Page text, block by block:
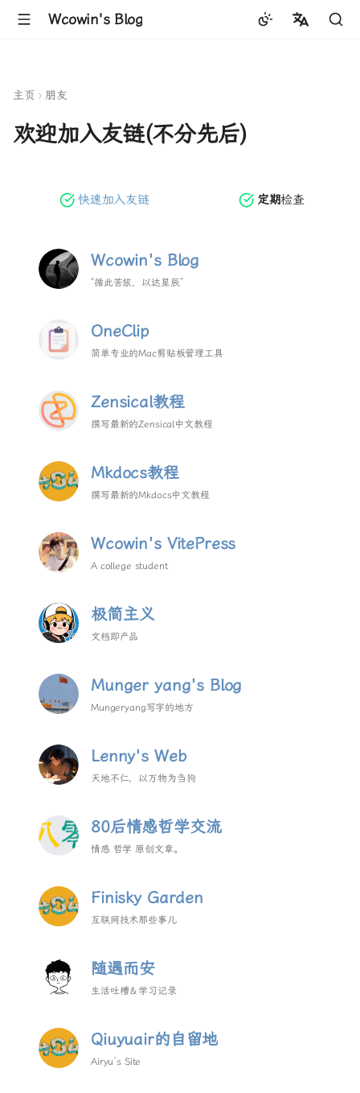
Wcowin's Blog
主页 朋友
欢迎加入友链(不分先后)
快速加入友链 定期检查
Wcowin's Blog
“循此苦旅，以达星辰”
OneClip
简单专业的Mac剪贴板管理工具
Zensical教程
撰写最新的Zensical中文教程
Mkdocs教程
撰写最新的Mkdocs中文教程
Wcowin's VitePress
A college student
极简主义
文档即产品
Munger yang's Blog
Mungeryang写字的地方
Lenny's Web
天地不仁，以万物为刍狗
80后情感哲学交流
情感 哲学 原创文章。
Finisky Garden
互联网技术那些事儿
随遇而安
生活吐槽＆学习记录
Qiuyuair的自留地
Airyu’s Site